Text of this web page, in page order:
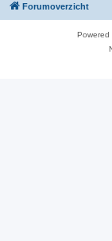
Forumoverzicht
Powered